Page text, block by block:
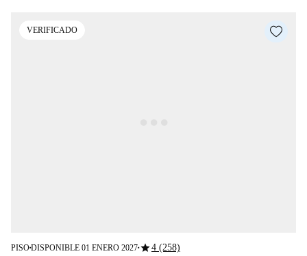
VERIFICADO
PISO■DISPONIBLE 01 ENERO 2027■star4 (258)